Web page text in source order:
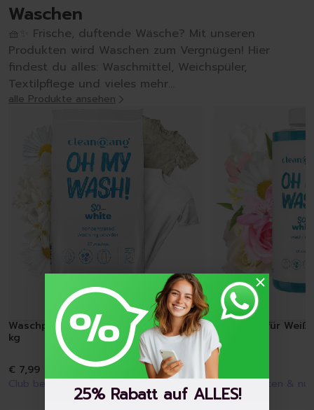
Waschen
🧺✨ Frische, duftende Wäsche? Mit unseren
Produkten wird Waschen zum Vergnügen! Hier
findest du alles: Waschmittel, Weichspüler,
Textilpflege und vieles mehr...
alle Produkte ansehen
Waschpulver für weiße Wäsche 1,35
kg
€ 7,99
Club beitreten & nur€ 7,43zahlen
Waschgel für
€ 8,99
Club beitreten &
25% Rabatt auf ALLES!